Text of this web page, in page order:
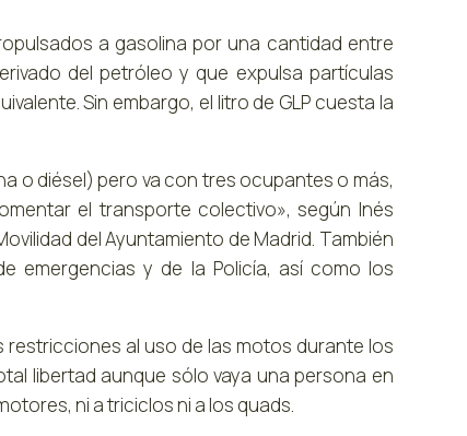
a gasolina por una cantidad entre
del petróleo y que expulsa partículas
Sin embargo, el litro de GLP cuesta la
o diésel) pero va con tres ocupantes o más,
el transporte colectivo», según Inés
del Ayuntamiento de Madrid. También
emergencias y de la Policía, así como los
al uso de las motos durante los
libertad aunque sólo vaya una persona en
ni a triciclos ni a los quads.